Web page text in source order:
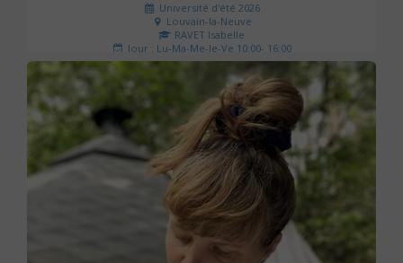
Université d'été 2026
Louvain-la-Neuve
RAVET Isabelle
Jour : Lu-Ma-Me-Je-Ve 10:00- 16:00
Nombre de séances : 2